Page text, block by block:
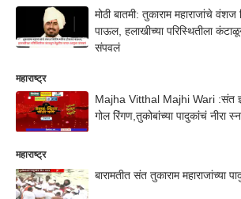
मोठी बातमी: तुकाराम महाराजांचे वंशज
पाऊल, हलाखीच्या परिस्थितीला
संपवलं
महाराष्ट्र
Majha Vitthal Majhi Wari :संत
गोल रिंगण,तुकोबांच्या पादुकांचं नीरा
महाराष्ट्र
बारामतीत संत तुकाराम महाराजांच्या